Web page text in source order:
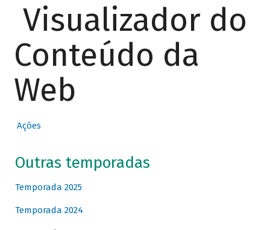
Visualizador do
Conteúdo da
Web
Ações
Outras temporadas
Temporada 2025
Temporada 2024